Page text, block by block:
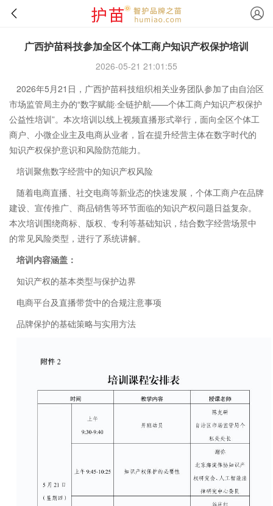
广西护苗科技参加全区个体工商户知识产权保护培训
2026-05-21 21:01:55
2026年5月21日，广西护苗科技组织相关业务团队参加了由自治区
市场监管局主办的“数字赋能·全链护航——个体工商户知识产权保护
公益性培训”。本次培训以线上视频直播形式举行，面向全区个体工
商户、小微企业主及电商从业者，旨在提升经营主体在数字时代的
知识产权保护意识和风险防范能力。
培训聚焦数字经营中的知识产权风险
随着电商直播、社交电商等新业态的快速发展，个体工商户在品牌
建设、宣传推广、商品销售等环节面临的知识产权问题日益复杂。
本次培训围绕商标、版权、专利等基础知识，结合数字经营场景中
的常见风险类型，进行了系统讲解。
培训内容涵盖：
知识产权的基本类型与保护边界
电商平台及直播带货中的合规注意事项
品牌保护的基础策略与实用方法